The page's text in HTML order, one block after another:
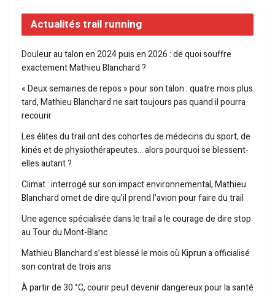
Actualités trail running
Douleur au talon en 2024 puis en 2026 : de quoi souffre
exactement Mathieu Blanchard ?
« Deux semaines de repos » pour son talon : quatre mois plus
tard, Mathieu Blanchard ne sait toujours pas quand il pourra
recourir
Les élites du trail ont des cohortes de médecins du sport, de
kinés et de physiothérapeutes… alors pourquoi se blessent-
elles autant ?
Climat : interrogé sur son impact environnemental, Mathieu
Blanchard omet de dire qu’il prend l’avion pour faire du trail
Une agence spécialisée dans le trail a le courage de dire stop
au Tour du Mont-Blanc
Mathieu Blanchard s’est blessé le mois où Kiprun a officialisé
son contrat de trois ans
À partir de 30 °C, courir peut devenir dangereux pour la santé